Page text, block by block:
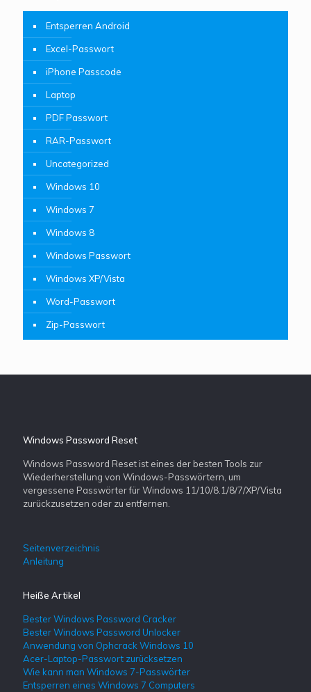
Entsperren Android
Excel-Passwort
iPhone Passcode
Laptop
PDF Passwort
RAR-Passwort
Uncategorized
Windows 10
Windows 7
Windows 8
Windows Passwort
Windows XP/Vista
Word-Passwort
Zip-Passwort
Windows Password Reset
Windows Password Reset ist eines der besten Tools zur
Wiederherstellung von Windows-Passwörtern, um
vergessene Passwörter für Windows 11/10/8.1/8/7/XP/Vista
zurückzusetzen oder zu entfernen.
Seitenverzeichnis
Anleitung
Heiße Artikel
Bester Windows Password Cracker
Bester Windows Password Unlocker
Anwendung von Ophcrack Windows 10
Acer-Laptop-Passwort zurücksetzen
Wie kann man Windows 7-Passwörter
Entsperren eines Windows 7 Computers